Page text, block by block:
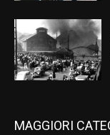
MAGGIORI